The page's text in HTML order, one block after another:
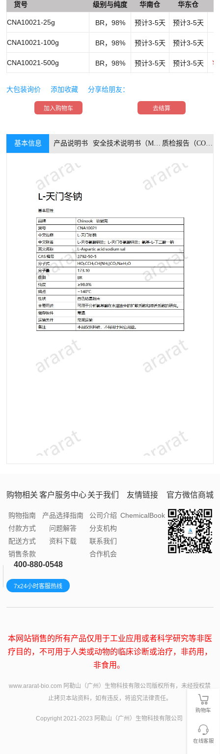
货号 级别与纯度 华南仓 华东仓
CNA10021-25g BR，98% 预计3-5天 预计3-5天
CNA10021-100g BR，98% 预计3-5天 预计3-5天
CNA10021-500g BR，98% 预计3-5天 预计3-5天
大包装询价 添加收藏 分享给朋友：
加入购物车 去结算
基本信息 产品说明书 安全技术说明书（MSDS） 质检报告（COA）
购物相关
购物指南
付款方式
配送方式
销售条款
客户服务中心
产品选择指南
问题解答
资料下载
关于我们
公司介绍
分支机构
联系我们
合作机会
友情链接
ChemicalBook
官方微信商城
400-880-0548
7x24小时客服热线
本网站销售的所有产品仅用于工业应用或者科学研究等非医
疗目的，不可用于人类或动物的临床诊断或治疗，非药用，
非食用。
www.ararat-bio.com 阿勒山（广州）生物科技有限公司版权所有，未经授权禁
止拷贝本站资料，如有违反，将追究法律责任。
Copyright 2021-2023 阿勒山（广州）生物科技有限公司
购物车
在线客服